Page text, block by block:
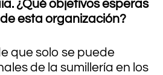
¿Qué objetivos esperas
esta organización?
que solo se puede
de la sumillería en los